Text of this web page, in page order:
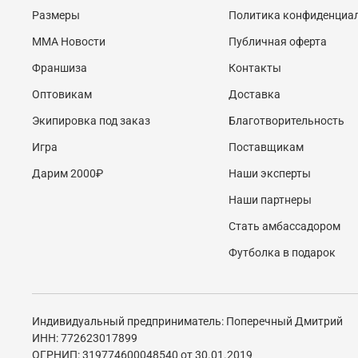
Размеры
MMA Новости
Франшиза
Оптовикам
Экипировка под заказ
Игра
Дарим 2000₽
Политика
Публичная оферта
Контакты
Доставка
Благотворительность
Поставщикам
Наши эксперты
Наши партнеры
Стать амбассадором
Футболка в подарок
Индивидуальный предприниматель: Поперечный Дмитрий
ИНН: 772623017899